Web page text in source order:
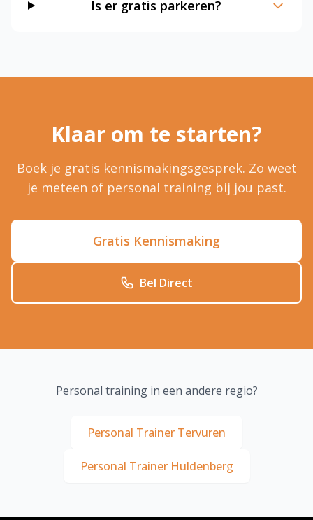
Is er gratis parkeren?
Klaar om te starten?
Boek je gratis kennismakingsgesprek. Zo weet
je meteen of personal training bij jou past.
Gratis Kennismaking
Bel Direct
Personal training in een andere regio?
Personal Trainer Tervuren
Personal Trainer Huldenberg